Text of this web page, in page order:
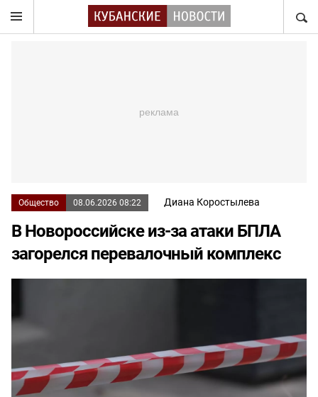
Общество 08.06.2026 08:22 Диана Коростылева
В Новороссийске из-за атаки БПЛА
загорелся перевалочный комплекс